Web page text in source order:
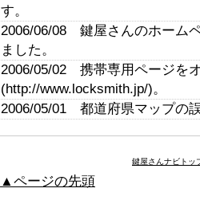
す。
2006/06/08 鍵屋さんのホーム
ました。
2006/05/02 携帯専用ページを
(http://www.locksmith.jp/)。
2006/05/01 都道府県マップの
鍵屋さんナビトッ
▲ページの先頭